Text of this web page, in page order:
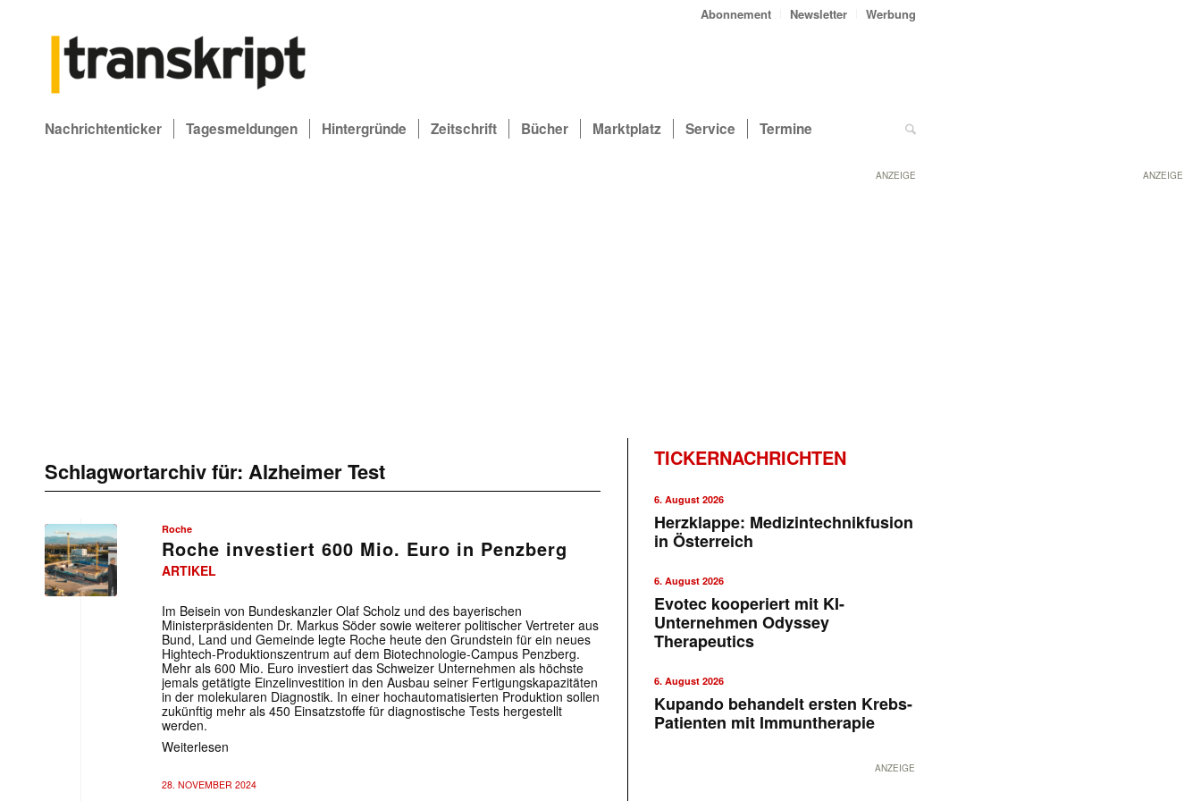
ANZEIGE
Abonnement Newsletter Werbung
Nachrichtenticker Tagesmeldungen Hintergründe Zeitschrift Bücher Marktplatz Service Termine
ANZEIGE
Schlagwortarchiv für: Alzheimer Test
Roche
Roche investiert 600 Mio. Euro in Penzberg
ARTIKEL
Im Beisein von Bundeskanzler Olaf Scholz und des bayerischen
Ministerpräsidenten Dr. Markus Söder sowie weiterer politischer Vertreter aus
Bund, Land und Gemeinde legte Roche heute den Grundstein für ein neues
Hightech-Produktionszentrum auf dem Biotechnologie-Campus Penzberg.
Mehr als 600 Mio. Euro investiert das Schweizer Unternehmen als höchste
jemals getätigte Einzelinvestition in den Ausbau seiner Fertigungskapazitäten
in der molekularen Diagnostik. In einer hochautomatisierten Produktion sollen
zukünftig mehr als 450 Einsatzstoffe für diagnostische Tests hergestellt
werden.
Weiterlesen
28. NOVEMBER 2024
TICKERNACHRICHTEN
6. August 2026
Herzklappe: Medizintechnikfusion
in Österreich
6. August 2026
Evotec kooperiert mit KI-
Unternehmen Odyssey
Therapeutics
6. August 2026
Kupando behandelt ersten Krebs-
Patienten mit Immuntherapie
ANZEIGE